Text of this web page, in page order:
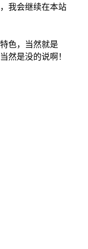
我会继续在本站
色，当然就是
然是没的说啊！